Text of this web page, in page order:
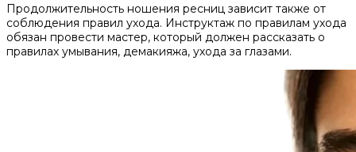
Продолжительность ношения ресниц зависит также от
соблюдения правил ухода. Инструктаж по правилам ухода
обязан провести мастер, который должен рассказать о
правилах умывания, демакияжа, ухода за глазами.